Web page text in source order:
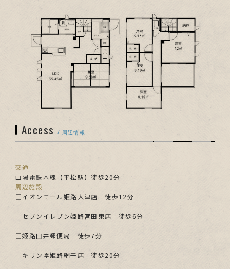
Access / 周辺情報
交通
山陽電鉄本線【平松駅】徒歩20分
周辺施設
□イオンモール姫路大津店 徒歩12分
□セブンイレブン姫路宮田東店 徒歩6分
□姫路田井郵便局 徒歩7分
□キリン堂姫路網干店 徒歩20分